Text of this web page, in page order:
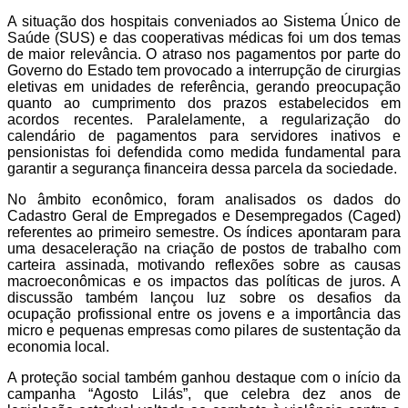
A situação dos hospitais conveniados ao Sistema Único de
Saúde (SUS) e das cooperativas médicas foi um dos temas
de maior relevância. O atraso nos pagamentos por parte do
Governo do Estado tem provocado a interrupção de cirurgias
eletivas em unidades de referência, gerando preocupação
quanto ao cumprimento dos prazos estabelecidos em
acordos recentes. Paralelamente, a regularização do
calendário de pagamentos para servidores inativos e
pensionistas foi defendida como medida fundamental para
garantir a segurança financeira dessa parcela da sociedade.
No âmbito econômico, foram analisados os dados do
Cadastro Geral de Empregados e Desempregados (Caged)
referentes ao primeiro semestre. Os índices apontaram para
uma desaceleração na criação de postos de trabalho com
carteira assinada, motivando reflexões sobre as causas
macroeconômicas e os impactos das políticas de juros. A
discussão também lançou luz sobre os desafios da
ocupação profissional entre os jovens e a importância das
micro e pequenas empresas como pilares de sustentação da
economia local.
A proteção social também ganhou destaque com o início da
campanha “Agosto Lilás”, que celebra dez anos de